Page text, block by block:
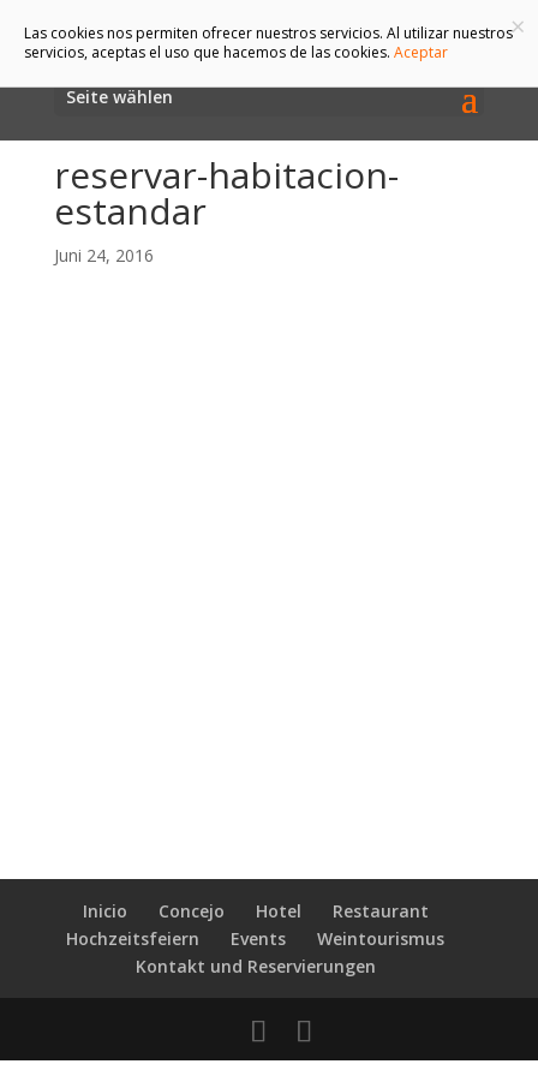
Seite wählen
reservar-habitacion-
estandar
Juni 24, 2016
Inicio Concejo Hotel
Restaurant
Hochzeitsfeiern
Events
Weintourismus
Kontakt und Reservierungen
×
Las cookies nos permiten ofrecer nuestros servicios. Al utilizar nuestros
servicios, aceptas el uso que hacemos de las cookies. Aceptar